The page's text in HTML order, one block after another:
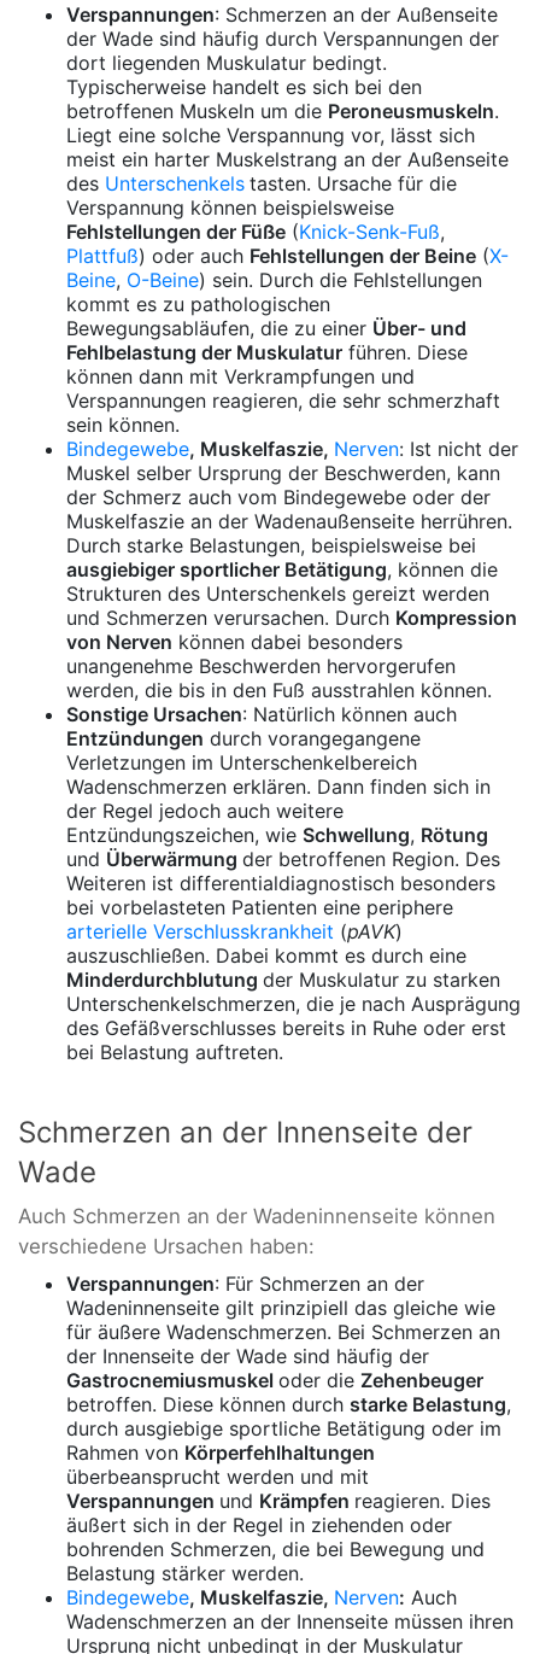
Verspannungen: Schmerzen an der Außenseite
der Wade sind häufig durch Verspannungen der
dort liegenden Muskulatur bedingt.
Typischerweise handelt es sich bei den
betroffenen Muskeln um die Peroneusmuskeln.
Liegt eine solche Verspannung vor, lässt sich
meist ein harter Muskelstrang an der Außenseite
des Unterschenkels tasten. Ursache für die
Verspannung können beispielsweise
Fehlstellungen der Füße (Knick-Senk-Fuß,
Plattfuß) oder auch Fehlstellungen der Beine (X-
Beine, O-Beine) sein. Durch die Fehlstellungen
kommt es zu pathologischen
Bewegungsabläufen, die zu einer Über- und
Fehlbelastung der Muskulatur führen. Diese
können dann mit Verkrampfungen und
Verspannungen reagieren, die sehr schmerzhaft
sein können.
Bindegewebe, Muskelfaszie, Nerven: Ist nicht der
Muskel selber Ursprung der Beschwerden, kann
der Schmerz auch vom Bindegewebe oder der
Muskelfaszie an der Wadenaußenseite herrühren.
Durch starke Belastungen, beispielsweise bei
ausgiebiger sportlicher Betätigung, können die
Strukturen des Unterschenkels gereizt werden
und Schmerzen verursachen. Durch Kompression
von Nerven können dabei besonders
unangenehme Beschwerden hervorgerufen
werden, die bis in den Fuß ausstrahlen können.
Sonstige Ursachen: Natürlich können auch
Entzündungen durch vorangegangene
Verletzungen im Unterschenkelbereich
Wadenschmerzen erklären. Dann finden sich in
der Regel jedoch auch weitere
Entzündungszeichen, wie Schwellung, Rötung
und Überwärmung der betroffenen Region. Des
Weiteren ist differentialdiagnostisch besonders
bei vorbelasteten Patienten eine periphere
arterielle Verschlusskrankheit (pAVK)
auszuschließen. Dabei kommt es durch eine
Minderdurchblutung der Muskulatur zu starken
Unterschenkelschmerzen, die je nach Ausprägung
des Gefäßverschlusses bereits in Ruhe oder erst
bei Belastung auftreten.
Schmerzen an der Innenseite der
Wade
Auch Schmerzen an der Wadeninnenseite können
verschiedene Ursachen haben:
Verspannungen: Für Schmerzen an der
Wadeninnenseite gilt prinzipiell das gleiche wie
für äußere Wadenschmerzen. Bei Schmerzen an
der Innenseite der Wade sind häufig der
Gastrocnemiusmuskel oder die Zehenbeuger
betroffen. Diese können durch starke Belastung,
durch ausgiebige sportliche Betätigung oder im
Rahmen von Körperfehlhaltungen
überbeansprucht werden und mit
Verspannungen und Krämpfen reagieren. Dies
äußert sich in der Regel in ziehenden oder
bohrenden Schmerzen, die bei Bewegung und
Belastung stärker werden.
Bindegewebe, Muskelfaszie, Nerven: Auch
Wadenschmerzen an der Innenseite müssen ihren
Ursprung nicht unbedingt in der Muskulatur